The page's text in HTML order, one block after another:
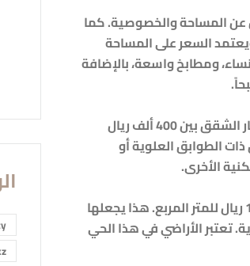
عن المساحة والخصوصية. كما
1.2 مليون ريال إلى 2.5 مليون ريال، ويعتمد السعر على المساحة
نوم، ومجالس رجال ونساء، ومطابخ واسعة، بالإضافة
تعد الشقق السكنية خياراً مناسباً للعائلات الصغيرة أو الأفراد. تتراوح أسعار الشقق بين 400 ألف ريال
الطوابق العلوية أو
الأخرى.
يوفر حي الريان العديد من الأراضي السكنية والتجارية بأسعار تبدأ من 1500 ريال للمتر المربع. هذا يجعلها
تعتبر الأراضي في هذا الحي